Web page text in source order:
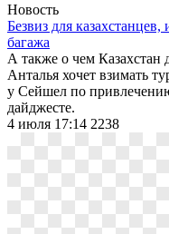
Новость
Безвиз для
багажа
А также о чем Казахстан
Анталья хочет взимать
у Сейшел по
дайджесте.
4 июля 17:14 2238